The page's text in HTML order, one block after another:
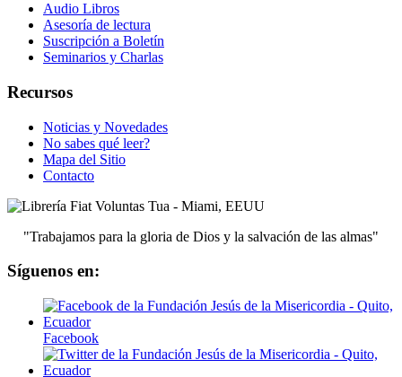
Audio Libros
Asesoría de lectura
Suscripción a Boletín
Seminarios y Charlas
Recursos
Noticias y Novedades
No sabes qué leer?
Mapa del Sitio
Contacto
"Trabajamos para la gloria de Dios y la salvación de las almas"
Síguenos en:
Facebook